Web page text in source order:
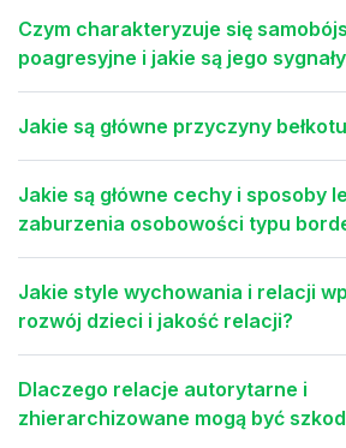
Czym charakteryzuje się
poagresyjne i jakie są jego
Jakie są główne przyczyny
Jakie są główne cechy i sposoby
zaburzenia osobowości typu
Jakie style wychowania i relacji
rozwój dzieci i jakość relacji?
Dlaczego relacje autorytarne i
zhierarchizowane mogą być